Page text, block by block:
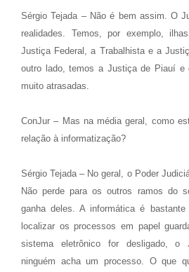
Sérgio Tejada – Não é bem assim. O
realidades. Temos, por exemplo,
Justiça Federal, a Trabalhista e a
outro lado, temos a Justiça de Piauí e
muito atrasadas.
ConJur – Mas na média geral, como
relação à informatização?
Sérgio Tejada – No geral, o Poder
Não perde para os outros ramos do
ganha deles. A informática é
localizar os processos em papel
sistema eletrônico for desligado, o
ninguém acha um processo. O que